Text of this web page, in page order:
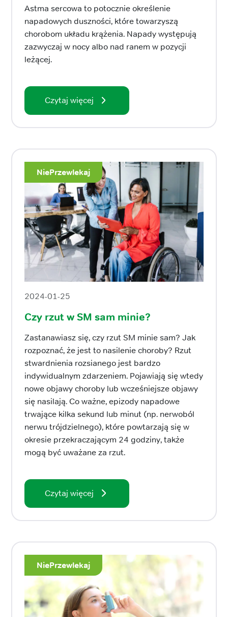
Astma sercowa to potocznie określenie
napadowych duszności, które towarzyszą
chorobom układu krążenia. Napady występują
zazwyczaj w nocy albo nad ranem w pozycji
leżącej.
Czytaj więcej
NiePrzewlekaj
2024-01-25
Czy rzut w SM sam minie?
Zastanawiasz się, czy rzut SM minie sam? Jak
rozpoznać, że jest to nasilenie choroby? Rzut
stwardnienia rozsianego jest bardzo
indywidualnym zdarzeniem. Pojawiają się wtedy
nowe objawy choroby lub wcześniejsze objawy
się nasilają. Co ważne, epizody napadowe
trwające kilka sekund lub minut (np. nerwoból
nerwu trójdzielnego), które powtarzają się w
okresie przekraczającym 24 godziny, także
mogą być uważane za rzut.
Czytaj więcej
NiePrzewlekaj